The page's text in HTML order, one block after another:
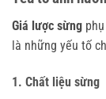
Giá lược sừng
là những yếu tố
1. Chất liệu sừng